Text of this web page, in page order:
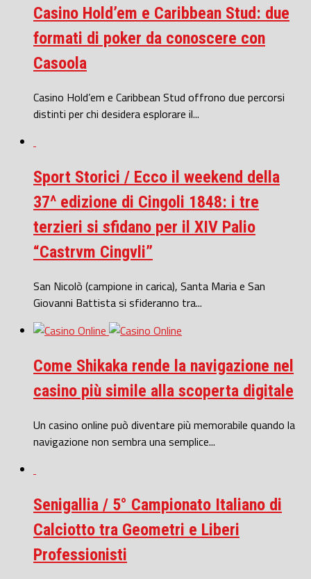
Casino Hold’em e Caribbean Stud: due
formati di poker da conoscere con
Casoola
Casino Hold’em e Caribbean Stud offrono due percorsi
distinti per chi desidera esplorare il...
Sport Storici / Ecco il weekend della
37^ edizione di Cingoli 1848: i tre
terzieri si sfidano per il XIV Palio
“Castrvm Cingvli”
San Nicolò (campione in carica), Santa Maria e San
Giovanni Battista si sfideranno tra...
Come Shikaka rende la navigazione nel
casino più simile alla scoperta digitale
Un casino online può diventare più memorabile quando la
navigazione non sembra una semplice...
Senigallia / 5° Campionato Italiano di
Calciotto tra Geometri e Liberi
Professionisti